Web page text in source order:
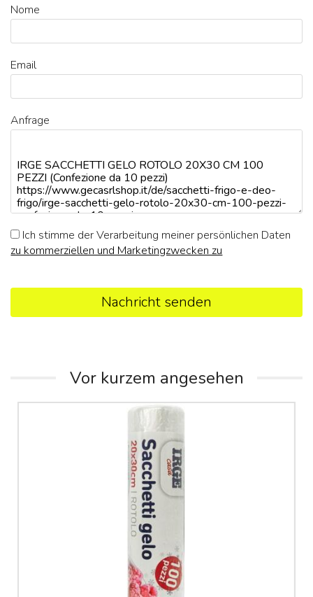
Nome
Email
Anfrage
Ich stimme der Verarbeitung meiner persönlichen Daten
zu kommerziellen und Marketingzwecken zu
Nachricht senden
Vor kurzem angesehen